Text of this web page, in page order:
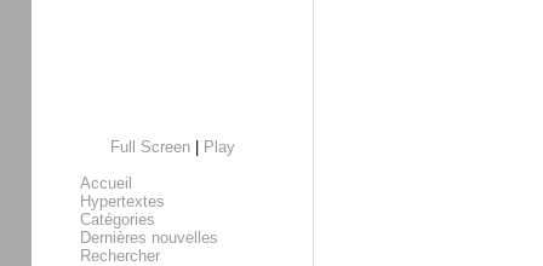
Full Screen|
Play
Accueil
Hypertextes
Catégories
Dernières nouvelles
Rechercher